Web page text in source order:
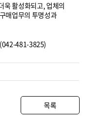
욱 활성화되고, 업체의
매업무의 투명성과
481-3825)
목록